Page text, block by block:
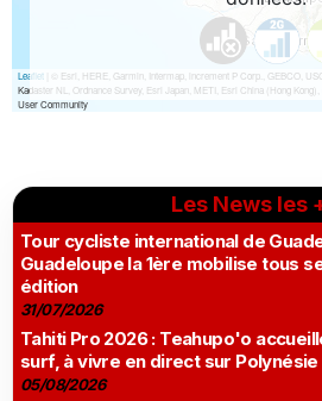
Les News les
Tour cycliste international de
Guadeloupe la 1ère mobilise tous
édition
31/07/2026
Tahiti Pro 2026 : Teahupo'o
surf, à vivre en direct sur Polynésie
05/08/2026